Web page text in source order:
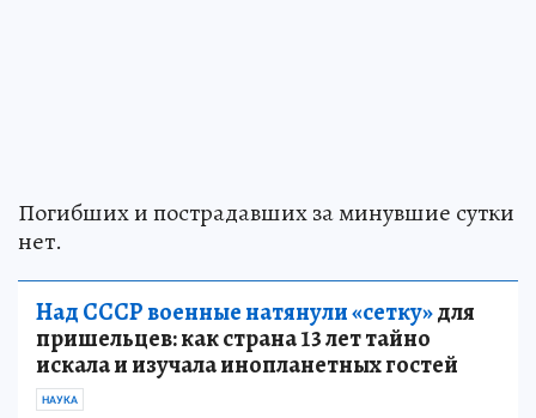
Погибших и пострадавших за минувшие сутки
нет.
Над СССР военные натянули «сетку»для
пришельцев: как страна 13 лет тайно
искала и изучала инопланетных гостей
НАУКА